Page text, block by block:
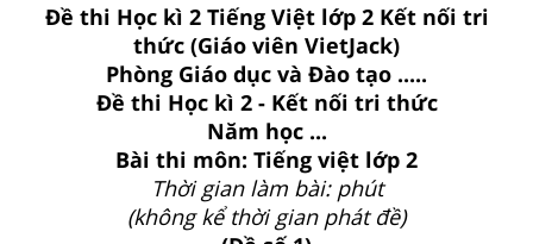
Đề thi Học kì 2 Tiếng Việt lớp 2 Kết nối tri
thức (Giáo viên VietJack)
Phòng Giáo dục và Đào tạo .....
Đề thi Học kì 2 - Kết nối tri thức
Năm học ...
Bài thi môn: Tiếng việt lớp 2
Thời gian làm bài: phút
(không kể thời gian phát đề)